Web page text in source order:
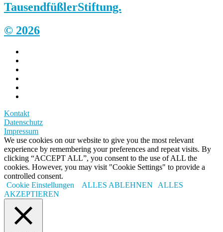
TausendfüßlerStiftung.
© 2026
Kontakt
Datenschutz
Impressum
We use cookies on our website to give you the most relevant
experience by remembering your preferences and repeat visits. By
clicking “ACCEPT ALL”, you consent to the use of ALL the
cookies. However, you may visit "Cookie Settings" to provide a
controlled consent.
Cookie Einstellungen
ALLES ABLEHNEN
ALLES
AKZEPTIEREN